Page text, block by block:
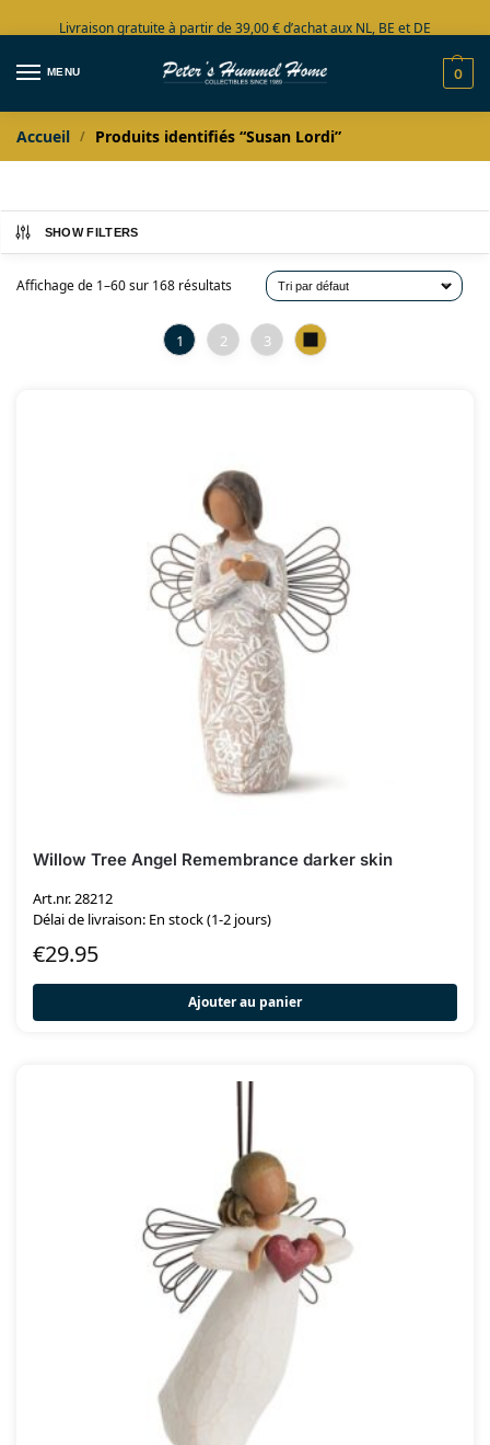
Livraison gratuite à partir de 39,00 € d’achat aux NL, BE et DE
Grand choix en stock
MENU 0
Accueil / Produits identifiés “Susan Lordi”
SHOW FILTERS
Affichage de 1–60 sur 168 résultats
1 2 3
Willow Tree Angel Remembrance darker skin
Art.nr. 28212
Délai de livraison: En stock (1-2 jours)
€29.95
Ajouter au panier